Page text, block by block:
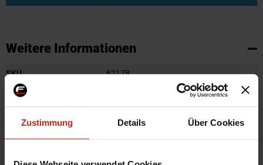
Zustimmung Details Über Cookies
Weitere Informationen
Weitere
Informationen
SKU
62178
Marke
Zertifikat
Kein Gutachten oder ABE
Herstellercode
H595-03 / BO-405